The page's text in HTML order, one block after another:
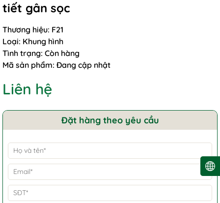
tiết gân sọc
Thương hiệu: F21
Loại: Khung hình
Tình trạng: Còn hàng
Mã sản phẩm: Đang cập nhật
Liên hệ
Đặt hàng theo yêu cầu